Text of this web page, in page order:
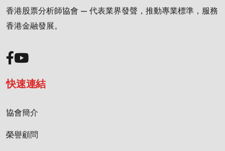
香港股票分析師協會 — 代表業界發聲，推動專業標準，服務
香港金融發展。
快速連結
協會簡介
榮譽顧問